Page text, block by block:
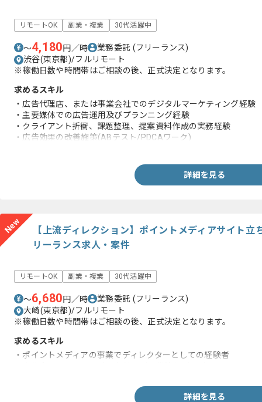
リモートOK 副業・複業 30代活躍中
〜4,180円／時 業務委託 (フリーランス)
渋谷(東京都)/フルリモート
※稼働日数や時間帯はご相談の後、正式決定となります。
求めるスキル
・広告代理店、または事業会社でのデジタルマーケティング経験
・主要媒体での広告運用及びプランニング経験
・クライアント折衝、課題整理、提案資料作成の実務経験
・広告効果の改善施策(ABテスト/PDCAワーク)
詳細を見る
New
【上流ディレクション】ポイントメディアサイト
リーランス求人・案件
リモートOK 副業・複業 30代活躍中
〜6,680円／時 業務委託 (フリーランス)
大崎(東京都)/フルリモート
※稼働日数や時間帯はご相談の後、正式決定となります。
求めるスキル
・ポイントメディアの事業でディレクターとしての経験者
詳細を見る